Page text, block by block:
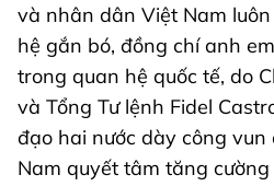
và nhân dân Việt Nam
hệ gắn bó, đồng chí anh
trong quan hệ quốc tế, do
và Tổng Tư lệnh Fidel
đạo hai nước dày công
Nam quyết tâm tăng